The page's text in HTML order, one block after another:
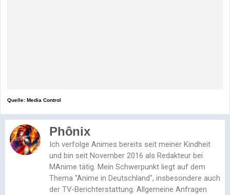
Quelle: Media Control
Phônix
Ich verfolge Animes bereits seit meiner Kindheit
und bin seit November 2016 als Redakteur bei
MAnime tätig. Mein Schwerpunkt liegt auf dem
Thema "Anime in Deutschland", insbesondere auch
der TV-Berichterstattung. Allgemeine Anfragen